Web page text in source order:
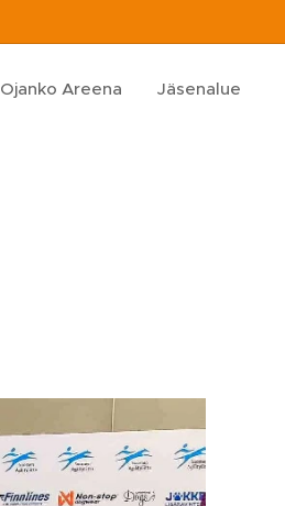
Ojanko Areena Jäsenalue